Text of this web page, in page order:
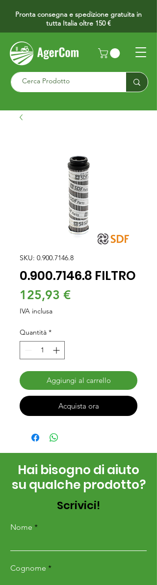
Pronta consegna e spedizione gratuita in
tutta Italia oltre 150 €
SKU: 0.900.7146.8
0.900.7146.8 FILTRO
125,93 €Prezzo
IVA inclusa
Quantità *
Aggiungi al carrello
Acquista ora
Hai bisogno di aiuto
su qualche prodotto?
Scrivici!
Nome
Cognome